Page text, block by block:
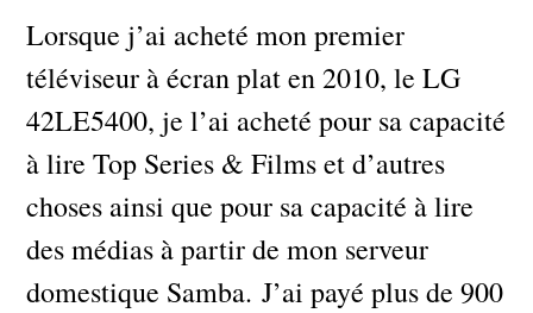
Lorsque j’ai acheté mon premier
téléviseur à écran plat en 2010, le LG
42LE5400, je l’ai acheté pour sa capacité
à lire Top Series & Films et d’autres
choses ainsi que pour sa capacité à lire
des médias à partir de mon serveur
domestique Samba. J’ai payé plus de 900